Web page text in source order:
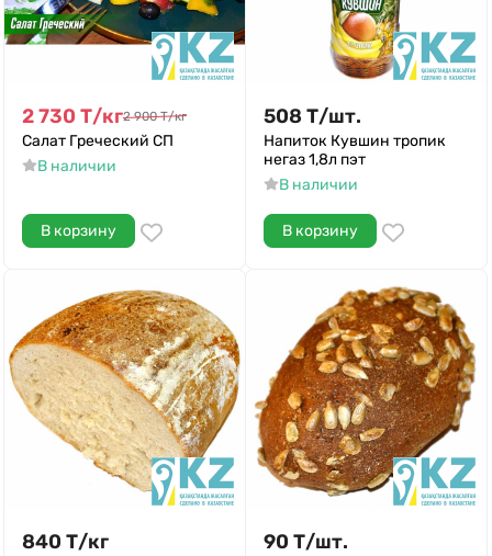
2 730 Т/кг2 900 Т/кг
Салат Греческий СП
В наличии
В корзину
508 Т/шт.
Напиток Кувшин тропик
негаз 1,8л пэт
В наличии
В корзину
840 Т/кг 90 Т/шт.